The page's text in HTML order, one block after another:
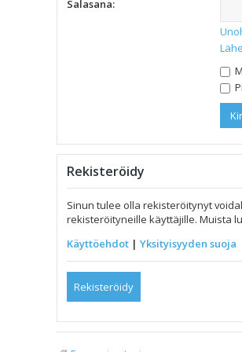
Salasana:
Rekisteröidy
Sinun tulee olla rekisteröitynyt
rekisteröityneille käyttäjille. Muista
Käyttöehdot | Yksityisyyden suoja
Rekisteröidy